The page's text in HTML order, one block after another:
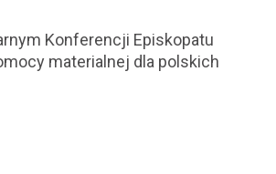
Konferencji Episkopatu
materialnej dla polskich